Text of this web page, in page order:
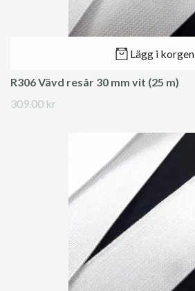
Lägg i korgen
R306 Vävd resår 30 mm vit (25 m)
309.00 kr